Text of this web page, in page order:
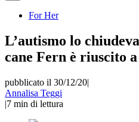
For Her
L’autismo lo
cane Fern è riuscito
pubblicato il 30/12/20|
Annalisa Teggi
|7 min di lettura